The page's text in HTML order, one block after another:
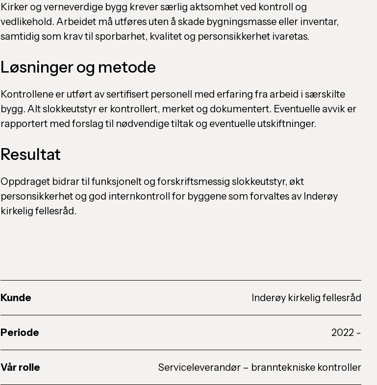
Kirker og verneverdige bygg krever særlig aktsomhet ved kontroll og
vedlikehold. Arbeidet må utføres uten å skade bygningsmasse eller inventar,
samtidig som krav til sporbarhet, kvalitet og personsikkerhet ivaretas.
Løsninger og metode
Kontrollene er utført av sertifisert personell med erfaring fra arbeid i særskilte
bygg. Alt slokkeutstyr er kontrollert, merket og dokumentert. Eventuelle avvik er
rapportert med forslag til nødvendige tiltak og eventuelle utskiftninger.
Resultat
Oppdraget bidrar til funksjonelt og forskriftsmessig slokkeutstyr, økt
personsikkerhet og god internkontroll for byggene som forvaltes av Inderøy
kirkelig fellesråd.
Kunde Inderøy kirkelig fellesråd
Periode 2022 -
Vår rolle Serviceleverandør – branntekniske kontroller